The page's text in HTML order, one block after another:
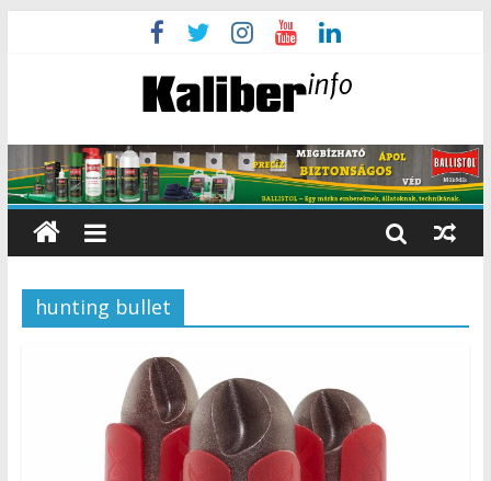
hunting bullet